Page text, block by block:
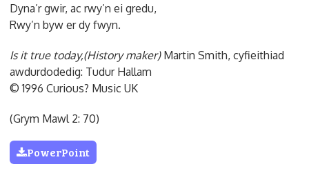
Dyna’r gwir, ac rwy’n ei gredu,
Rwy’n byw er dy fwyn.
Is it true today,(History maker)Martin Smith, cyfieithiad
awdurdodedig: Tudur Hallam
© 1996 Curious? Music UK
(Grym Mawl 2: 70)
PowerPoint